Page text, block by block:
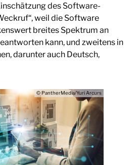
des Software-
weil die Software
breites Spektrum an
kann, und zweitens in
darunter auch Deutsch,
© PantherMedia/Yuri Arcurs